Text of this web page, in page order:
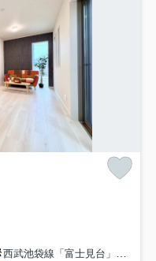
西武池袋線「富士見台」駅 徒歩12分